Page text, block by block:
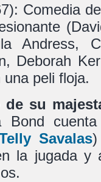
Comedia
Andress,
Deborah
peli floja.
su
Bond
Savalas)
la jugada y